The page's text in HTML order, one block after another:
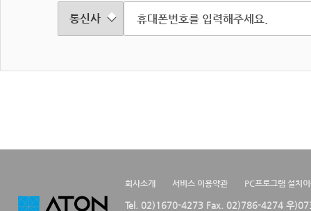
회사소개 서비스 이용약관 PC프로그램 설치
Tel. 02)1670-4273 Fax. 02)786-4274 우